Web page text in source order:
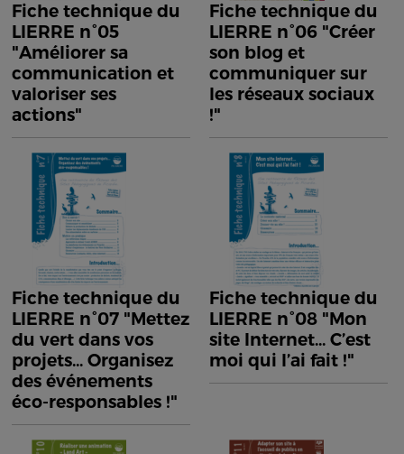
Fiche technique du
LIERRE n°05
"Améliorer sa
communication et
valoriser ses
actions"
Fiche technique du
LIERRE n°06 "Créer
son blog et
communiquer sur
les réseaux sociaux
!"
Fiche technique du
LIERRE n°07 "Mettez
du vert dans vos
projets... Organisez
des événements
éco-responsables !"
Fiche technique du
LIERRE n°08 "Mon
site Internet... C’est
moi qui l’ai fait !"